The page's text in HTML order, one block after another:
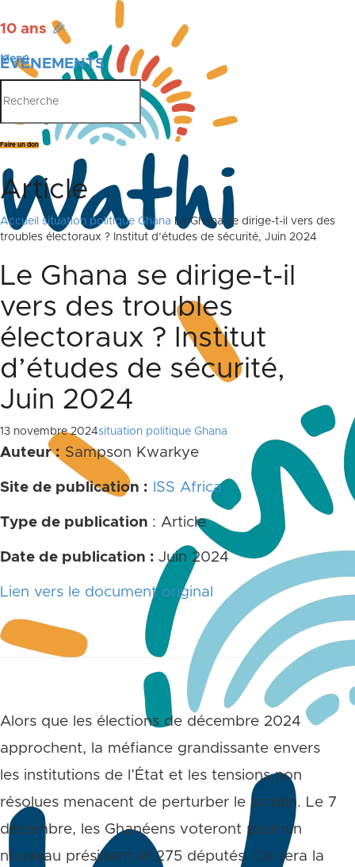
10 ans 🎉
ÉVÉNEMENTS
PUBLICATIONS
Menu
Faire un don
Article
Accueil situation politique Ghana Le Ghana se dirige-t-il vers des
troubles électoraux ? Institut d’études de sécurité, Juin 2024
Le Ghana se dirige-t-il
vers des troubles
électoraux ? Institut
d’études de sécurité,
Juin 2024
13 novembre 2024situation politique Ghana
Auteur : Sampson Kwarkye
Site de publication : ISS Africa
Type de publication : Article
Date de publication : Juin 2024
Lien vers le document original
Alors que les élections de décembre 2024
approchent, la méfiance grandissante envers
les institutions de l’État et les tensions non
résolues menacent de perturber le scrutin. Le 7
décembre, les Ghanéens voteront pour un
nouveau président et 275 députés. Ce sera la